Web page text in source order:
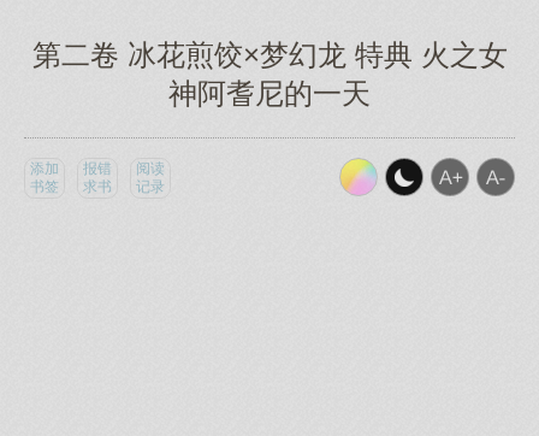
第二卷 冰花煎饺×梦幻龙 特典 火之女
神阿耆尼的一天
添加
书签
报错
求书
阅读
记录